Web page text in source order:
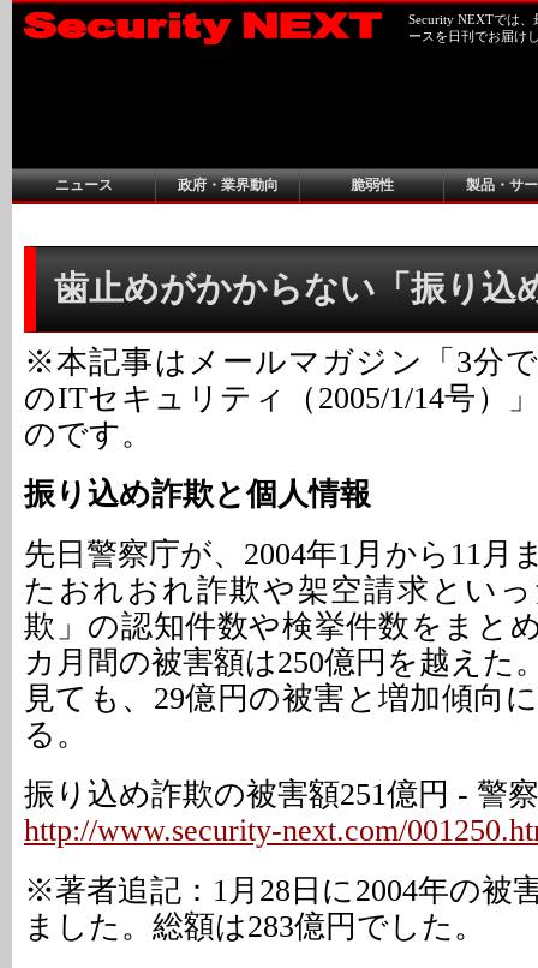
Security NEXTでは
ースを日刊でお届け
ニュース 政府・業界動向 脆弱性 製品・サ
歯止めがかからない「振り込
※本記事はメールマガジン「3分
のITセキュリティ（2005/1/14号）
のです。
振り込め詐欺と個人情報
先日警察庁が、2004年1月から11月
たおれおれ詐欺や架空請求とい
欺」の認知件数や検挙件数をまと
カ月間の被害額は250億円を越えた
見ても、29億円の被害と増加傾向
る。
振り込め詐欺の被害額251億円 - 警
http://www.security-next.com/
※著者追記：1月28日に2004年の被
ました。総額は283億円でした。